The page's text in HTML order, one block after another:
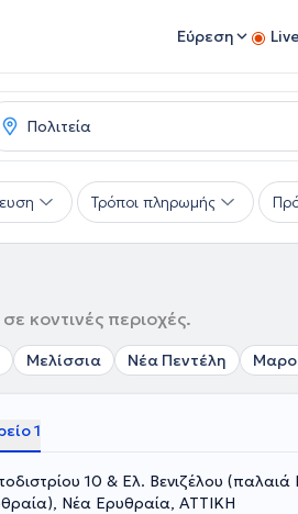
Εύρεση
Τρόποι πληρωμής
κοντινές περιοχές.
Μελίσσια Νέα Πεντέλη
1
10 & Ελ. Βενιζέλου (παλαιά
Νέα Ερυθραία, ΑΤΤΙΚΗ